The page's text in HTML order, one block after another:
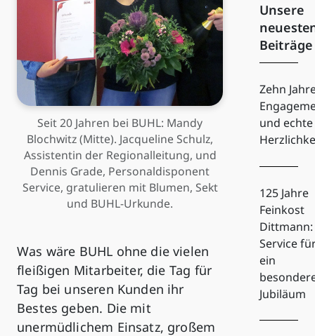
Seit 20 Jahren bei BUHL: Mandy
Blochwitz (Mitte). Jacqueline Schulz,
Assistentin der Regionalleitung, und
Dennis Grade, Personaldisponent
Service, gratulieren mit Blumen, Sekt
und BUHL-Urkunde.
Was wäre BUHL ohne die vielen
fleißigen Mitarbeiter, die Tag für
Tag bei unseren Kunden ihr
Bestes geben. Die mit
unermüdlichem Einsatz, großem
Unsere
Beiträge
Zehn
und echte
125 Jahre
Feinkost
Dittmann:
Service
ein
Jubiläum